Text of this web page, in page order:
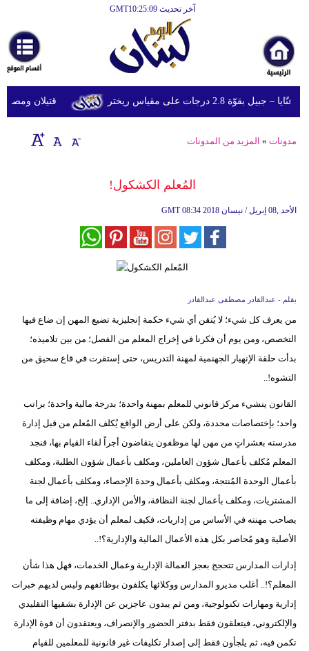
آخر تحديث GMT10:25:09
قتيلان ومصابون جراء 14 غارة إسرائيلية على 2.8 درجات على مقياس ريختر
مدونات » المزيد من المدونات
المُعلم الكشكول!
GMT 08:34 2018 الأحد ,08 إبريل / نيسان
بقلم - عبدالقادر مصطفى عبدالقادر
من يعرف كل شيء؛ لا يُتقن أي شيء حكمة إنجليزية تضيع المهن إن ضاع فيها
التخصص، ومن يوم أن فكرنا في إخراج المعلم من الفصل؛ من بين تلاميذه؛
بدأت حلقة الإنهيار الجهنمية لمهنة التدريس، حتى إستقرت في قاع سحيق من
التشوه!..
القانون ينشيء مركز قانوني للمعلم بمهنة واحدة؛ بدرجة مالية واحدة؛ براتب
واحد؛ بإختصاصات محددة، ولكن على أرض الواقع يُكلف المُعلم من قبل إدارة
مدرسته بعشراتٍ من مهن لها موظفون يتقاضون أجراً لقاء القيام بها، فنجد
المعلم مُكلف بأعمال شؤون العاملين، ومكلف بأعمال شؤون الطلبة، ومكلف
بأعمال الوحدة المُنتجة، ومكلف بأعمال وحدة الإحصاء، ومكلف بأعمال لجنة
المشتريات، ومكلف بأعمال لجنة النظافة، والأمن الإداري.. إلخ، إضافة إلى ما
يصاحب مهنته في الأساس من إداريات، فكيف لمعلم أن يؤدي مهام وظيفته
الأصلية وهو مُحاصر بكل هذه الأعمال المالية والإدارية؟!..
إدارات المدارس تتحجج بعجز العمالة الإدارية وعمال الخدمات، فهل هذا شأن
المعلم؟!.. أغلب مديرو المدارس ووكلائها يكلفون بوظائفهم وليس لديهم خبرات
إدارية ومهارات تكنولوجية، ومن ثم يبدون عاجزين عن الإدارة بشقيها التقليدي
والإلكتروني، فيتعلقون فقط بدفتر الحضور والإنصراف، ويعتقدون أن قوة الإدارة
تكمن فيه، ثم يلجأون فقط إلى إصدار تكليفات غير قانونية للمعلمين للقيام